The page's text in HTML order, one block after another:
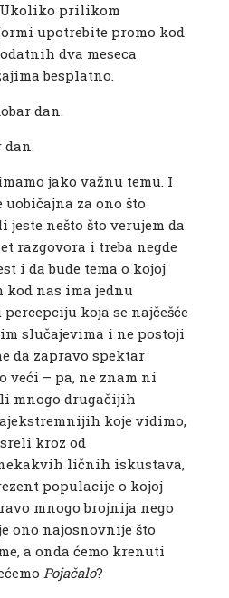
Ukoliko prilikom
upotrebite promo kod
dva meseca
besplatno.
dan.
dan.
jako važnu temu. I
uobičajna za ono što
jeste nešto što verujem da
razgovora i treba negde
i da bude tema o kojoj
kod nas ima jednu
koja se najčešće
slučajevima i ne postoji
da zapravo spektar
veći – pa, ne znam ni
mnogo drugačijih
koje vidimo,
kroz od
ličnih iskustava,
populacije o kojoj
mnogo brojnija nego
ono najosnovnije što
a onda ćemo krenuti
Pojačalo?